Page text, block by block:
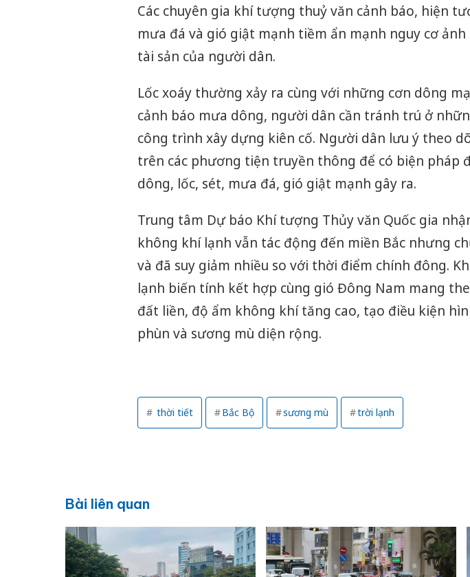
Các chuyên gia khí tượng thuỷ văn cảnh báo, hiện
mưa đá và gió giật mạnh tiềm ẩn mạnh nguy cơ
tài sản của người dân.
Lốc xoáy thường xảy ra cùng với những cơn dông
cảnh báo mưa dông, người dân cần tránh trú ở
công trình xây dựng kiên cố. Người dân lưu ý theo
trên các phương tiện truyền thông để có biện pháp
dông, lốc, sét, mưa đá, gió giật mạnh gây ra.
Trung tâm Dự báo Khí tượng Thủy văn Quốc gia
không khí lạnh vẫn tác động đến miền Bắc nhưng
và đã suy giảm nhiều so với thời điểm chính đông.
lạnh biến tính kết hợp cùng gió Đông Nam mang
đất liền, độ ẩm không khí tăng cao, tạo điều kiện
phùn và sương mù diện rộng.
thời tiết Bắc Bộ sương mù trời lạnh
Bài liên quan